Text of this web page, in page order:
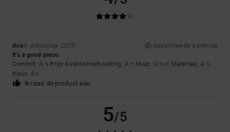
Ana6. december 2025
Geverifieerde aankoop
It's a good piece.
Comfort: 4/5 Prijs-kwaliteitverhouding: 4/5 Maat: Groot Materiaal: 4/5
Kleur: 4/5
Ik raad dit product aan
5/5